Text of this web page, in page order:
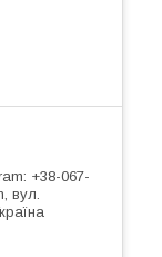
+38-067-
вул.